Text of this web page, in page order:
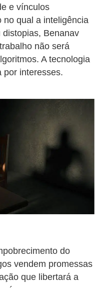
e vínculos
no qual a inteligência
Benanav
não será
A tecnologia
por interesses.
do
vendem promessas
que libertará a